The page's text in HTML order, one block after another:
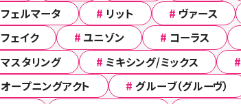
フェルマータ # リット # ヴァース
フェイク # ユニゾン # コーラス
マスタリング # ミキシング/ミックス #
オープニングアクト # グルーブ（グルーヴ）